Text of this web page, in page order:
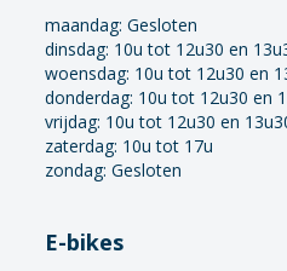
maandag:Gesloten
dinsdag: 10u tot 12u30 en
woensdag: 10u tot 12u30 en
donderdag: 10u tot 12u30 en
vrijdag: 10u tot 12u30 en
zaterdag: 10u tot 17u
zondag: Gesloten
E-bikes